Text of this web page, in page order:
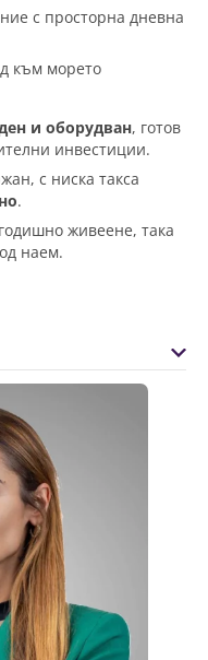
с просторна дневна
към морето
и оборудван, готов
инвестиции.
с ниска такса
.
живеене, така
наем.